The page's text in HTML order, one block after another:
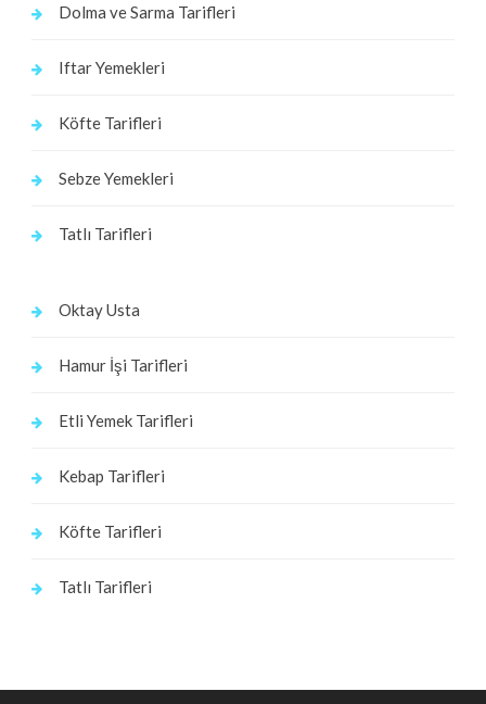
Dolma ve Sarma Tarifleri
Iftar Yemekleri
Köfte Tarifleri
Sebze Yemekleri
Tatlı Tarifleri
Oktay Usta
Hamur İşi Tarifleri
Etli Yemek Tarifleri
Kebap Tarifleri
Köfte Tarifleri
Tatlı Tarifleri